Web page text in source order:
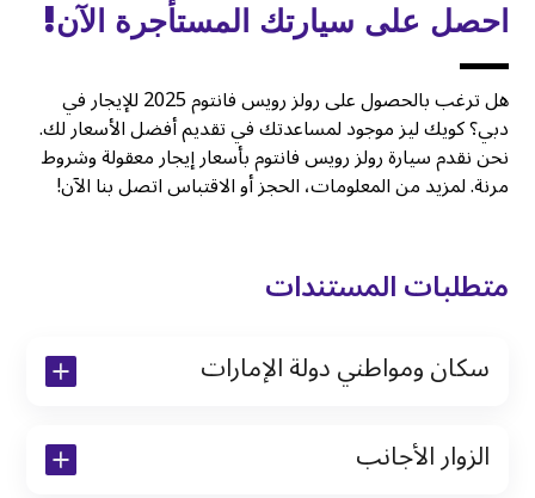
احصل على سيارتك المستأجرة الآن!
هل ترغب بالحصول على رولز رويس فانتوم 2025 للإيجار في
دبي؟ كويك ليز موجود لمساعدتك في تقديم أفضل الأسعار لك.
نحن نقدم سيارة رولز رويس فانتوم بأسعار إيجار معقولة وشروط
مرنة. لمزيد من المعلومات، الحجز أو الاقتباس اتصل بنا الآن!
متطلبات المستندات
سكان ومواطني دولة الإمارات
نسخة من تأشيرة الاقامة
الزوار الأجانب